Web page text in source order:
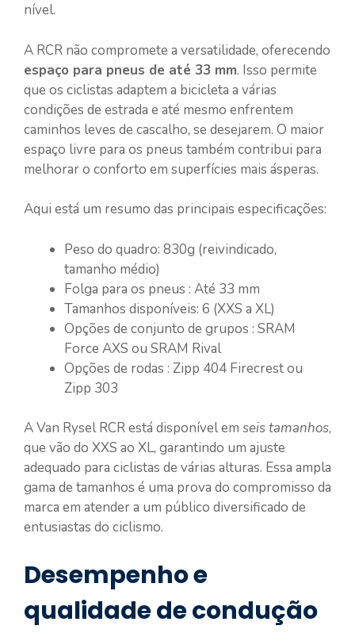
nível.
A RCR não compromete a versatilidade, oferecendo
espaço para pneus de até 33 mm. Isso permite
que os ciclistas adaptem a bicicleta a várias
condições de estrada e até mesmo enfrentem
caminhos leves de cascalho, se desejarem. O maior
espaço livre para os pneus também contribui para
melhorar o conforto em superfícies mais ásperas.
Aqui está um resumo das principais especificações:
Peso do quadro: 830g (reivindicado,
tamanho médio)
Folga para os pneus : Até 33 mm
Tamanhos disponíveis: 6 (XXS a XL)
Opções de conjunto de grupos : SRAM
Force AXS ou SRAM Rival
Opções de rodas : Zipp 404 Firecrest ou
Zipp 303
A Van Rysel RCR está disponível em seis tamanhos,
que vão do XXS ao XL, garantindo um ajuste
adequado para ciclistas de várias alturas. Essa ampla
gama de tamanhos é uma prova do compromisso da
marca em atender a um público diversificado de
entusiastas do ciclismo.
Desempenho e
qualidade de condução